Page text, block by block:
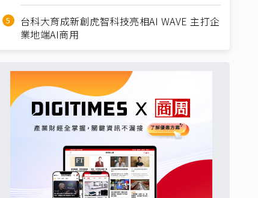
台科大育成新創虎智科技亮相AI WAVE 主打企
業地端AI商用